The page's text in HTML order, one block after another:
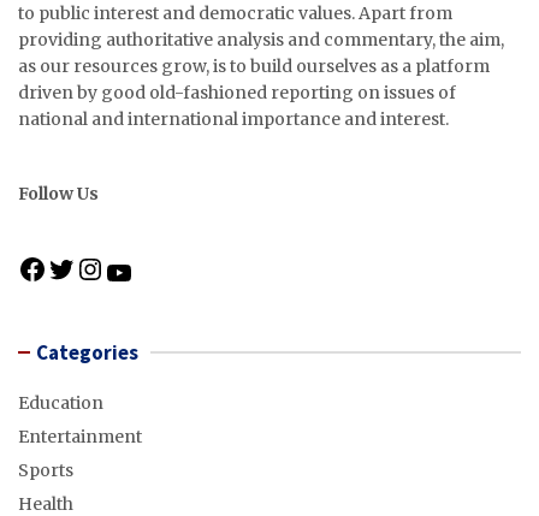
to public interest and democratic values. Apart from
providing authoritative analysis and commentary, the aim,
as our resources grow, is to build ourselves as a platform
driven by good old-fashioned reporting on issues of
national and international importance and interest.
Follow Us
F
e
o
T
t
e
r
I
t
T
e
Categories
Education
Entertainment
Sports
Health